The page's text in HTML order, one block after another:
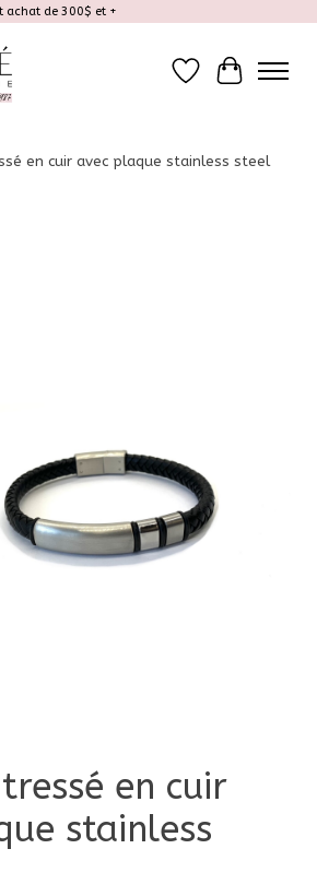
achat de 300$ et +
Liste dePanier
en cuir avec plaque stainless steel
en cuir
stainless